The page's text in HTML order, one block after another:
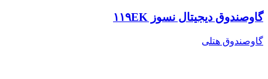
گاوصندوق دیجیتال نسوز ۱۱۹EK
گاوصندوق هتلی